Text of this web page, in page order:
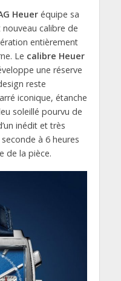
Heueréquipe sa
nouveau calibre de
entièrement
Le calibre Heuer
une réserve
reste
iconique, étanche
soleillé pourvu de
inédit et très
à 6 heures
de la pièce.